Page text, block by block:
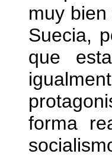
muy
Suecia,
que
forma